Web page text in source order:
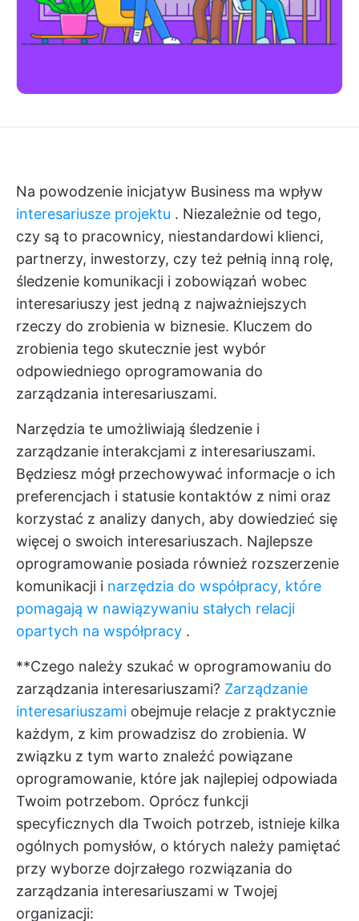
Na powodzenie inicjatyw Business ma wpływ
interesariusze projektu . Niezależnie od tego,
czy są to pracownicy, niestandardowi klienci,
partnerzy, inwestorzy, czy też pełnią inną rolę,
śledzenie komunikacji i zobowiązań wobec
interesariuszy jest jedną z najważniejszych
rzeczy do zrobienia w biznesie. Kluczem do
zrobienia tego skutecznie jest wybór
odpowiedniego oprogramowania do
zarządzania interesariuszami.
Narzędzia te umożliwiają śledzenie i
zarządzanie interakcjami z interesariuszami.
Będziesz mógł przechowywać informacje o ich
preferencjach i statusie kontaktów z nimi oraz
korzystać z analizy danych, aby dowiedzieć się
więcej o swoich interesariuszach. Najlepsze
oprogramowanie posiada również rozszerzenie
komunikacji i narzędzia do współpracy, które
pomagają w nawiązywaniu stałych relacji
opartych na współpracy .
**Czego należy szukać w oprogramowaniu do
zarządzania interesariuszami? Zarządzanie
interesariuszami obejmuje relacje z praktycznie
każdym, z kim prowadzisz do zrobienia. W
związku z tym warto znaleźć powiązane
oprogramowanie, które jak najlepiej odpowiada
Twoim potrzebom. Oprócz funkcji
specyficznych dla Twoich potrzeb, istnieje kilka
ogólnych pomysłów, o których należy pamiętać
przy wyborze dojrzałego rozwiązania do
zarządzania interesariuszami w Twojej
organizacji: